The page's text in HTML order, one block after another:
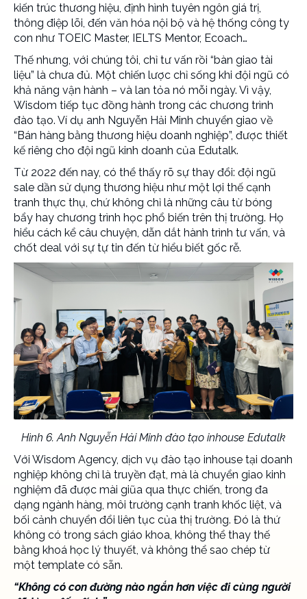
kiến trúc thương hiệu, định hình tuyên ngôn giá trị,
thông điệp lõi, đến văn hóa nội bộ và hệ thống công ty
con như TOEIC Master, IELTS Mentor, Ecoach…
Thế nhưng, với chúng tôi, chỉ tư vấn rồi “bàn giao tài
liệu” là chưa đủ. Một chiến lược chỉ sống khi đội ngũ có
khả năng vận hành – và lan tỏa nó mỗi ngày. Vì vậy,
Wisdom tiếp tục đồng hành trong các chương trình
đào tạo. Ví dụ anh Nguyễn Hải Minh chuyển giao về
“Bán hàng bằng thương hiệu doanh nghiệp”, được thiết
kế riêng cho đội ngũ kinh doanh của Edutalk.
Từ 2022 đến nay, có thể thấy rõ sự thay đổi: đội ngũ
sale dần sử dụng thương hiệu như một lợi thế cạnh
tranh thực thụ, chứ không chỉ là những câu từ bóng
bẩy hay chương trình học phổ biến trên thị trường. Họ
hiểu cách kể câu chuyện, dẫn dắt hành trình tư vấn, và
chốt deal với sự tự tin đến từ hiểu biết gốc rễ.
Hình 6. Anh Nguyễn Hải Minh đào tạo inhouse Edutalk
Với Wisdom Agency, dịch vụ đào tạo inhouse tại doanh
nghiệp không chỉ là truyền đạt, mà là chuyển giao kinh
nghiệm đã được mài giũa qua thực chiến, trong đa
dạng ngành hàng, môi trường cạnh tranh khốc liệt, và
bối cảnh chuyển đổi liên tục của thị trường. Đó là thứ
không có trong sách giáo khoa, không thể thay thế
bằng khoá học lý thuyết, và không thể sao chép từ
một template có sẵn.
“Không có con đường nào ngắn hơn việc đi cùng người